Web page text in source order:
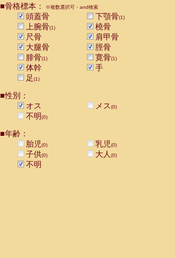
■骨格標本： ※複数選択可・and検索
頭蓋骨 下顎骨(1)
上腕骨(1)
橈骨
尺骨
肩甲骨
大腿骨
脛骨
腓骨(1) 寛骨(1)
体幹
手
足(1)
■性別：
オス
メス(0)
不明(0)
■年齢：
胎児(0) 乳児(0)
子供(0) 大人 (0)
不明